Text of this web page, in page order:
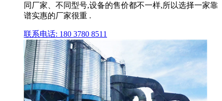
同厂家、不同型号,设备的售价都不一样,所以选择一家靠
谱实惠的厂家很重 .
联系电话: 180 3780 8511